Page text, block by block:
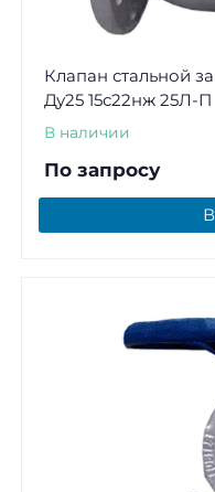
Клапан стальной
Ду25 15с22нж 25Л-П
В наличии
По запросу